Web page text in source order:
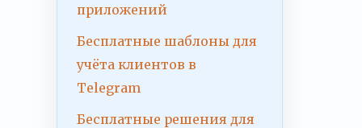
приложений
Бесплатные шаблоны для
учёта клиентов в
Telegram
Бесплатные решения для